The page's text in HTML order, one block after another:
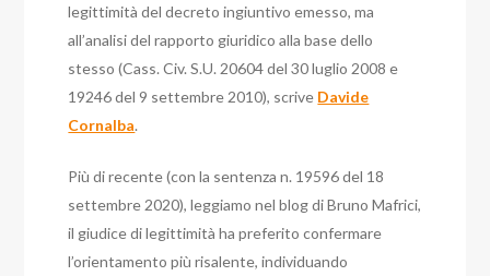
legittimità del decreto ingiuntivo emesso, ma
all’analisi del rapporto giuridico alla base dello
stesso (Cass. Civ. S.U. 20604 del 30 luglio 2008 e
19246 del 9 settembre 2010), scrive Davide
Cornalba.
Più di recente (con la sentenza n. 19596 del 18
settembre 2020), leggiamo nel blog di Bruno Mafrici,
il giudice di legittimità ha preferito confermare
l’orientamento più risalente, individuando